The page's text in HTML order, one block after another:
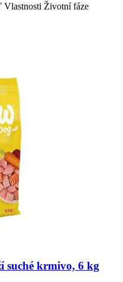
Vlastnosti Životní fáze
suché krmivo, 6 kg